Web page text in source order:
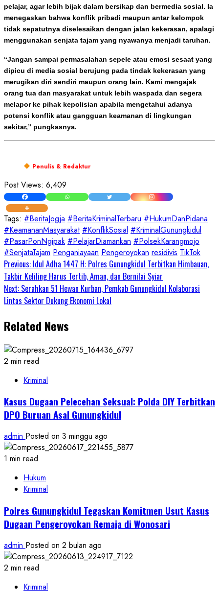
pelajar, agar lebih bijak dalam bersikap dan bermedia sosial. Ia
menegaskan bahwa konflik pribadi maupun antar kelompok
tidak sepatutnya diselesaikan dengan jalan kekerasan, apalagi
menggunakan senjata tajam yang nyawanya menjadi taruhan.
“Jangan sampai permasalahan sepele atau emosi sesaat yang
dipicu di media sosial berujung pada tindak kekerasan yang
merugikan diri sendiri maupun orang lain. Kami mengajak
orang tua dan masyarakat untuk lebih waspada dan segera
melapor ke pihak kepolisian apabila mengetahui adanya
potensi konflik atau gangguan keamanan di lingkungan
sekitar,” pungkasnya.
Penulis & Redaktur
Post Views: 6,409
Tags: #BeritaJogja #BeritaKriminalTerbaru #HukumDanPidana
#KeamananMasyarakat #KonflikSosial #KriminalGunungkidul
#PasarPonNgipak #PelajarDiamankan #PolsekKarangmojo
#SenjataTajam Penganiayaan Pengeroyokan residivis TikTok
Continue
Reading
Previous: Idul Adha 1447 H: Polres Gunungkidul Terbitkan Himbauan,
Takbir Keliling Harus Tertib, Aman, dan Bernilai Syiar
Next: Serahkan 51 Hewan Kurban, Pemkab Gunungkidul Kolaborasi
Lintas Sektor Dukung Ekonomi Lokal
Related News
2 min read
Kriminal
Kasus Dugaan Pelecehan Seksual: Polda DIY Terbitkan
DPO Buruan Asal Gunungkidul
admin Posted on 3 minggu ago
1 min read
Hukum
Kriminal
Polres Gunungkidul Tegaskan Komitmen Usut Kasus
Dugaan Pengeroyokan Remaja di Wonosari
admin Posted on 2 bulan ago
2 min read
Kriminal